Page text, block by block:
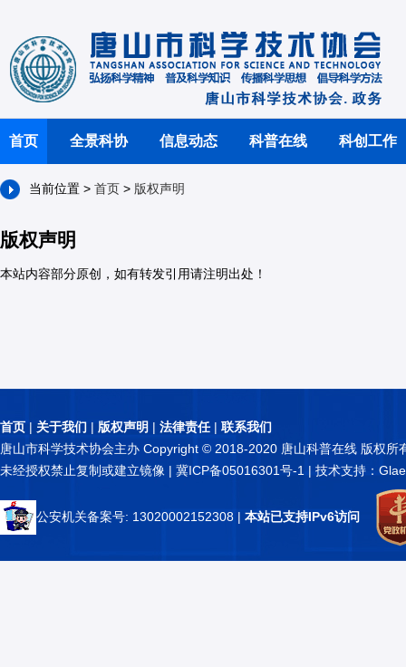
首页 全景科协 信息动态 科普在线 科创工作
当前位置 > 首页 > 版权声明
版权声明
本站内容部分原创，如有转发引用请注明出处！
首页 | 关于我们 | 版权声明 | 法律责任| 联系我们
唐山市科学技术协会主办 Copyright © 2018-2020 唐山科普在线 版权所
未经授权禁止复制或建立镜像 | 冀ICP备05016301号-1 | 技术支持：
公安机关备案号: 13020002152308 | 本站已支持IPv6访问